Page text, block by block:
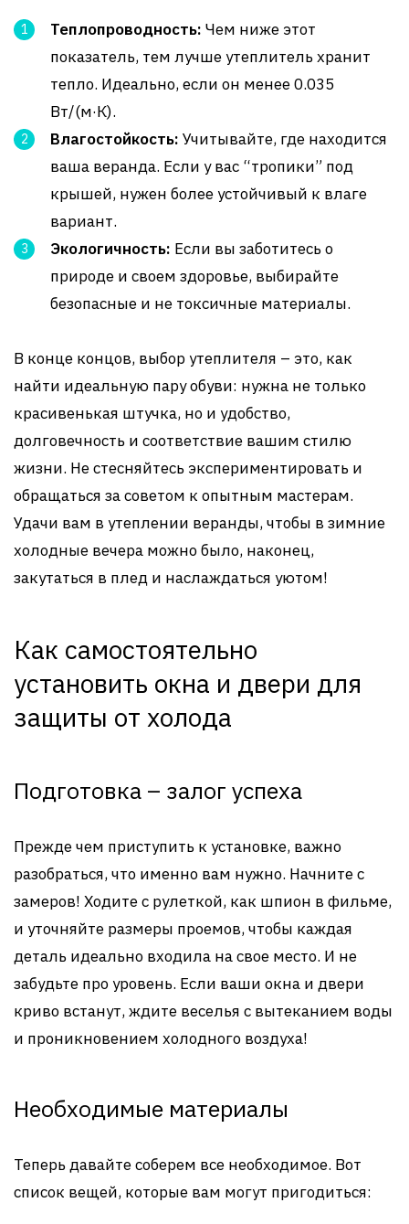
Теплопроводность: Чем ниже этот
показатель, тем лучше утеплитель хранит
тепло. Идеально, если он менее 0.035
Вт/(м·К).
Влагостойкость: Учитывайте, где находится
ваша веранда. Если у вас “тропики” под
крышей, нужен более устойчивый к влаге
вариант.
Экологичность: Если вы заботитесь о
природе и своем здоровье, выбирайте
безопасные и не токсичные материалы.
В конце концов, выбор утеплителя – это, как
найти идеальную пару обуви: нужна не только
красивенькая штучка, но и удобство,
долговечность и соответствие вашим стилю
жизни. Не стесняйтесь экспериментировать и
обращаться за советом к опытным мастерам.
Удачи вам в утеплении веранды, чтобы в зимние
холодные вечера можно было, наконец,
закутаться в плед и наслаждаться уютом!
Как самостоятельно
установить окна и двери для
защиты от холода
Подготовка – залог успеха
Прежде чем приступить к установке, важно
разобраться, что именно вам нужно. Начните с
замеров! Ходите с рулеткой, как шпион в фильме,
и уточняйте размеры проемов, чтобы каждая
деталь идеально входила на свое место. И не
забудьте про уровень. Если ваши окна и двери
криво встанут, ждите веселья с вытеканием воды
и проникновением холодного воздуха!
Необходимые материалы
Теперь давайте соберем все необходимое. Вот
список вещей, которые вам могут пригодиться: